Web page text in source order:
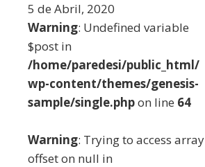
5 de Abril, 2020
Warning: Undefined variable
$post in
/home/paredesi/public_html/
wp-content/themes/genesis-
sample/single.phpon line 64
Warning: Trying to access array
offset on null in